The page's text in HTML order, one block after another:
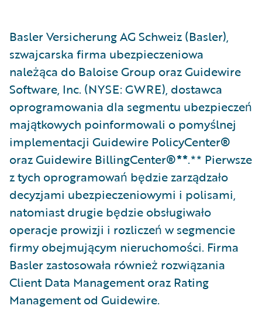
Basler Versicherung AG Schweiz (Basler),
szwajcarska firma ubezpieczeniowa
należąca do Baloise Group oraz Guidewire
Software, Inc. (NYSE: GWRE), dostawca
oprogramowania dla segmentu ubezpieczeń
majątkowych poinformowali o pomyślnej
implementacji Guidewire PolicyCenter®
oraz Guidewire BillingCenter®**.** Pierwsze
z tych oprogramowań będzie zarządzało
decyzjami ubezpieczeniowymi i polisami,
natomiast drugie będzie obsługiwało
operacje prowizji i rozliczeń w segmencie
firmy obejmującym nieruchomości. Firma
Basler zastosowała również rozwiązania
Client Data Management oraz Rating
Management od Guidewire.